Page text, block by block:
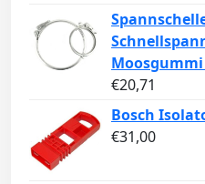
€20,71
Bosch
€31,00